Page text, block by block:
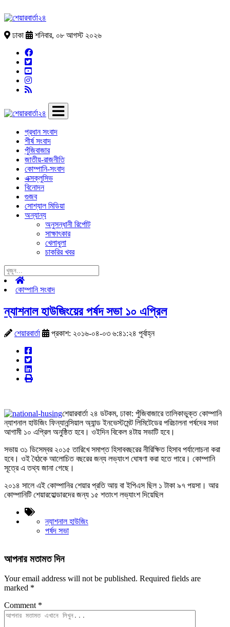
ঢাকা শনিবার, ০৮ আগস্ট ২০২৬
প্রধান সংবাদ
শীর্ষ সংবাদ
পুঁজিবাজার
জাতীয়-রাজনীতি
কোম্পানি-সংবাদ
এক্সক্লুসিভ
বিনোদন
গুজব
সোশ্যাল মিডিয়া
অন্যান্য
অনুসন্ধানী রির্পোট
সাক্ষাৎকার
খেলাধুলা
চাকরির খবর
কোম্পানি সংবাদ
ন্যাশনাল হাউজিংয়ের পর্ষদ সভা ১০ এপ্রিল
শেয়ারবার্তা প্রকাশ: ২০১৬-০৪-০৩ ৬:৪১:২৪ পূর্বাহ্ন
শেয়ারবার্তা ২৪ ডটকম, ঢাকা: পুঁজিবাজারে তালিকাভুক্ত কোম্পানি
ন্যাশনাল হাউজিং ফিন্যানন্সিয়াল অ্যান্ড ইনভেস্টমেন্ট লিমিটেডের পরিচালনা পর্ষদের সভা
আগামী ১০ এপ্রিল অনুষ্ঠিত হবে। ওইদিন বিকেল ৪টায় সভাটি হবে।
সভায় ৩১ ডিসেম্বর ২০১৫ তারিখে সমাপ্ত হিসাববছরের নীরিক্ষিত হিসাব পর্যালোচনা করা
হবে। ওই বৈঠকে আলোচিত বছরের জন্য লভ্যাংশ ঘোষণা করা হতে পারে। কোম্পানি
সূত্রে এ তথ্য জানা গেছে।
২০১৪ সালে এই কোম্পানির শেয়ার প্রতি আয় বা ইপিএস ছিল ১ টাকা ৯৭ পয়সা। আর
কোম্পানিটি শেয়ারহোল্ডারদের জন্য ১৫ শতাংশ লভ্যাংশ দিয়েছিল
ন্যাশনাল হাউজিং
পর্ষদ সভা
আপনার মতামত দিন
Your email address will not be published. Required fields are
marked *
Comment *